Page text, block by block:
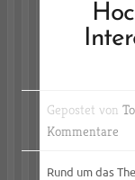
Gepostet von
Kommentare
Rund um das